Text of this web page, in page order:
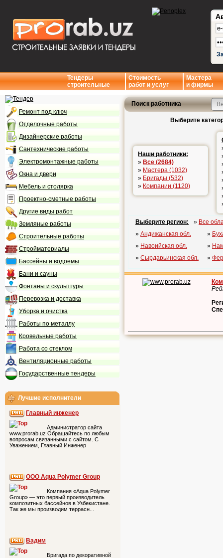
Тендеры
строительные
Стоимость
работ и услуг
Мастера
и фирмы
Ремонт под ключ
Отделочные работы
Дизайнерские работы
Сантехнические работы
Электромонтажные работы
Окна и двери
Мебель и столярка
Проектно-сметные работы
Другие виды работ
Земляные работы
Строительные работы
Стройматериалы
Бассейны и водоемы
Бани и сауны
Фонтаны и скульптуры
Перевозка и доставка
Уборка и очистка
Работы по металлу
Кровельные работы
Работа со стеклом
Вентиляционные работы
Государственные тендеры
Лучшие исполнители
Главный инженер
Администратор сайта
www.prorab.uz Обращайтесь по любым
вопросам связанными с сайтом. С
Уважением, Главный Инженер
ООО Aqua Polymer Group
Компания «Aqua Polymer
Group» — это первый производитель
композитных бассейнов в Узбекистане.
Так же мы производим террасн...
Вадим
Бригада по декоративной
Поиск работника
Выберите
Наши работники:
» Все (2684)
» Мастера (1032)
» Бригады (532)
» Компании (1120)
Выберите регион: » Все
» Андижанская обл. »
» Навоийская обл. »
» Сырдарьинская обл. »